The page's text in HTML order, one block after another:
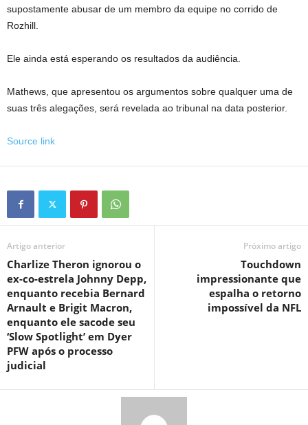
supostamente abusar de um membro da equipe no corrido de
Rozhill.
Ele ainda está esperando os resultados da audiência.
Mathews, que apresentou os argumentos sobre qualquer uma de
suas três alegações, será revelada ao tribunal na data posterior.
Source link
Artigo anterior
Charlize Theron ignorou o
ex-co-estrela Johnny Depp,
enquanto recebia Bernard
Arnault e Brigit Macron,
enquanto ele sacode seu
‘Slow Spotlight’ em Dyer
PFW após o processo
judicial
Próximo artigo
Touchdown
impressionante que
espalha o retorno
impossível da NFL